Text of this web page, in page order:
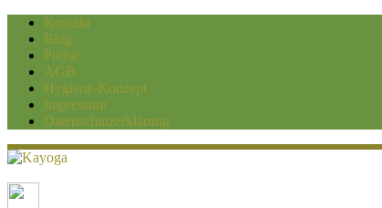
Kontakt
Blog
Preise
AGB
Hygiene-Konzept
Impressum
Datenschutzerklärung
Kayoga
Yoga und Personaltraining Duisburg